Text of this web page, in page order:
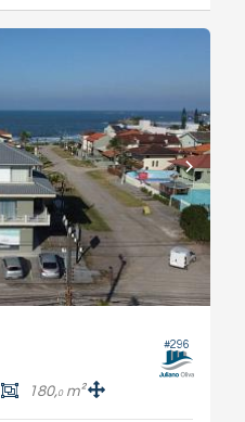
#296
180,0m²